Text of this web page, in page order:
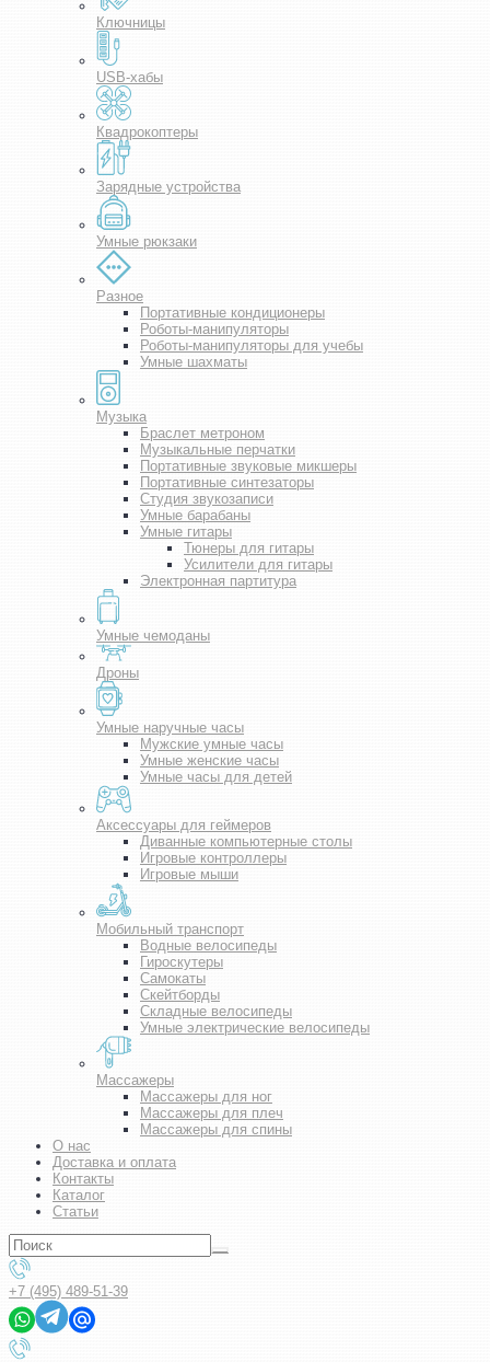
Ключницы
USB-хабы
Квадрокоптеры
Зарядные устройства
Умные рюкзаки
Разное
Портативные кондиционеры
Роботы-манипуляторы
Роботы-манипуляторы для учебы
Умные шахматы
Музыка
Браслет метроном
Музыкальные перчатки
Портативные звуковые микшеры
Портативные синтезаторы
Студия звукозаписи
Умные барабаны
Умные гитары
Тюнеры для гитары
Усилители для гитары
Электронная партитура
Умные чемоданы
Дроны
Умные наручные часы
Мужские умные часы
Умные женские часы
Умные часы для детей
Аксессуары для геймеров
Диванные компьютерные столы
Игровые контроллеры
Игровые мыши
Мобильный транспорт
Водные велосипеды
Гироскутеры
Самокаты
Скейтборды
Складные велосипеды
Умные электрические велосипеды
Массажеры
Массажеры для ног
Массажеры для плеч
Массажеры для спины
О нас
Доставка и оплата
Контакты
Каталог
Статьи
+7 (495) 489-51-39